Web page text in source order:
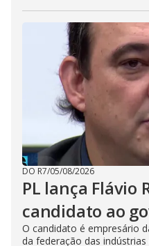
DO R7/05/08/2026
PL lança Flávio
candidato ao
O candidato é empresário
da federação das